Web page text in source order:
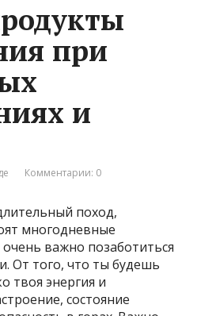
при
и
Комментарии: 0
поход,
многодневные
важно позаботиться
От того, что ты будешь
твоя энергия и
состояние